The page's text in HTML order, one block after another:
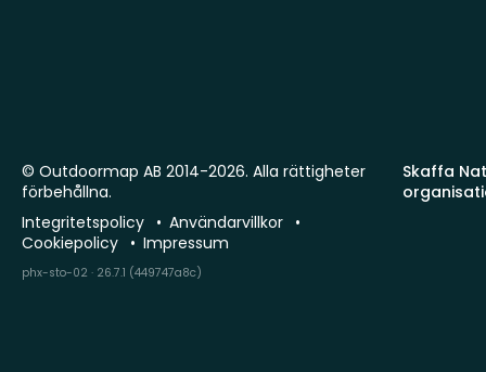
Skaffa
© Outdoormap AB 2014-2026. Alla rättigheter
förbehållna.
Integritetspolicy
Användarvillkor
Cookiepolicy
Impressum
phx-sto-02 · 26.7.1 (449747a8c)